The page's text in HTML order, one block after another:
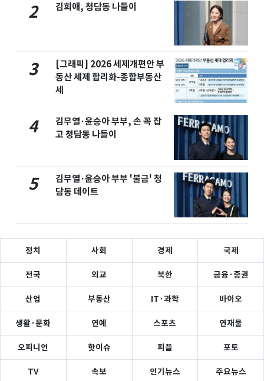
2 김희애, 청담동 나들이
3
[그래픽] 2026 세제개편안 부
동산 세제 합리화-종합부동산
세
4
김무열·윤승아 부부, 손 꼭 잡
고 청담동 나들이
5
김무열·윤승아 부부 '불금' 청
담동 데이트
정치 사회 경제 국제
전국 외교 북한 금융·증권
산업 부동산 IT·과학 바이오
생활·문화 연예 스포츠 연재물
오피니언 핫이슈 피플 포토
TV 속보 인기뉴스 주요뉴스